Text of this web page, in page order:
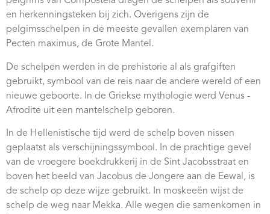
Webshop
Contact
en herkenningsteken bij zich. Overigens zijn de
pelgimsschelpen in de meeste gevallen exemplaren van
Pecten maximus, de Grote Mantel.
De schelpen werden in de prehistorie al als grafgiften
gebruikt, symbool van de reis naar de andere wereld of een
nieuwe geboorte. In de Griekse mythologie werd Venus -
Afrodite uit een mantelschelp geboren.
In de Hellenistische tijd werd de schelp boven nissen
geplaatst als verschijningssymbool. In de prachtige gevel
van de vroegere boekdrukkerij in de Sint Jacobsstraat en
boven het beeld van Jacobus de Jongere aan de Eewal, is
de schelp op deze wijze gebruikt. In moskeeën wijst de
schelp de weg naar Mekka. Alle wegen die samenkomen in